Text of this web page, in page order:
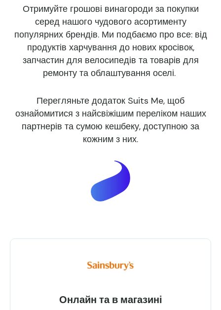
Отримуйте грошові винагороди за покупки
серед нашого чудового асортименту
популярних брендів. Ми подбаємо про все: від
продуктів харчування до нових кросівок,
запчастин для велосипедів та товарів для
ремонту та облаштування оселі.
Перегляньте додаток Suits Me, щоб
ознайомитися з найсвіжішим переліком наших
партнерів та сумою кешбеку, доступною за
кожним з них.
Онлайн та в магазині